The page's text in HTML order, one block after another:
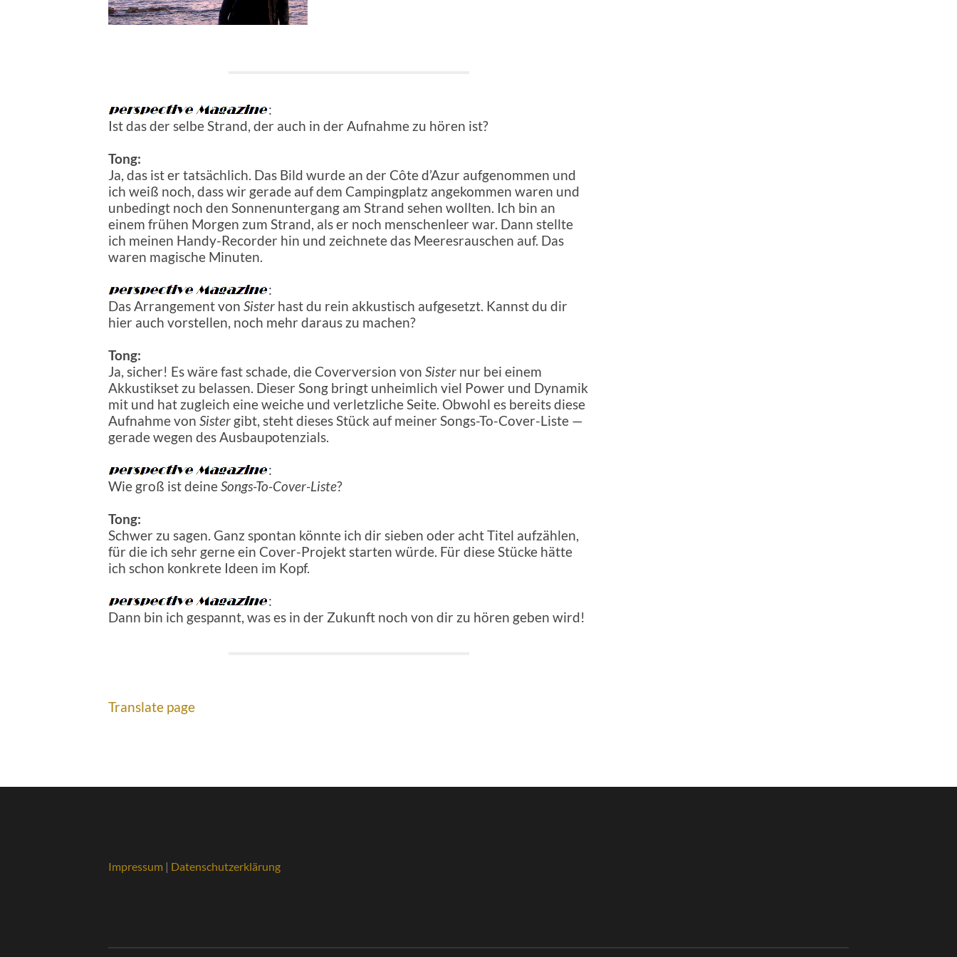
:
Ist das der selbe Strand, der auch in der Aufnahme zu hören ist?
Tong:
Ja, das ist er tatsächlich. Das Bild wurde an der Côte d’Azur aufgenommen und
ich weiß noch, dass wir gerade auf dem Campingplatz angekommen waren und
unbedingt noch den Sonnenuntergang am Strand sehen wollten. Ich bin an
einem frühen Morgen zum Strand, als er noch menschenleer war. Dann stellte
ich meinen Handy-Recorder hin und zeichnete das Meeresrauschen auf. Das
waren magische Minuten.
:
Das Arrangement von Sister hast du rein akkustisch aufgesetzt. Kannst du dir
hier auch vorstellen, noch mehr daraus zu machen?
Tong:
Ja, sicher! Es wäre fast schade, die Coverversion von Sister nur bei einem
Akkustikset zu belassen. Dieser Song bringt unheimlich viel Power und Dynamik
mit und hat zugleich eine weiche und verletzliche Seite. Obwohl es bereits diese
Aufnahme von Sister gibt, steht dieses Stück auf meiner Songs-To-Cover-Liste —
gerade wegen des Ausbaupotenzials.
:
Wie groß ist deineSongs-To-Cover-Liste?
Tong:
Schwer zu sagen. Ganz spontan könnte ich dir sieben oder acht Titel aufzählen,
für die ich sehr gerne ein Cover-Projekt starten würde. Für diese Stücke hätte
ich schon konkrete Ideen im Kopf.
:
Dann bin ich gespannt, was es in der Zukunft noch von dir zu hören geben wird!
Translate page
Impressum | Datenschutzerklärung